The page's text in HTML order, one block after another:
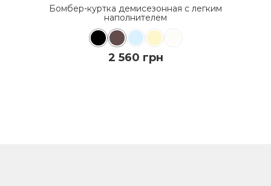
Бомбер-куртка демисезонная с легким
наполнителем
2 560 грн